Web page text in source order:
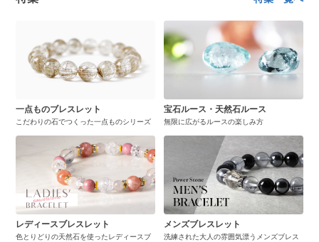
一点ものブレスレット
こだわりの石でつくった一点ものシリーズ
宝石ルース・天然石ルース
無限に広がるルースの楽しみ方
レディースブレスレット
色とりどりの天然石を使ったレディースブ
メンズブレスレット
洗練された大人の雰囲気漂うメンズブレス